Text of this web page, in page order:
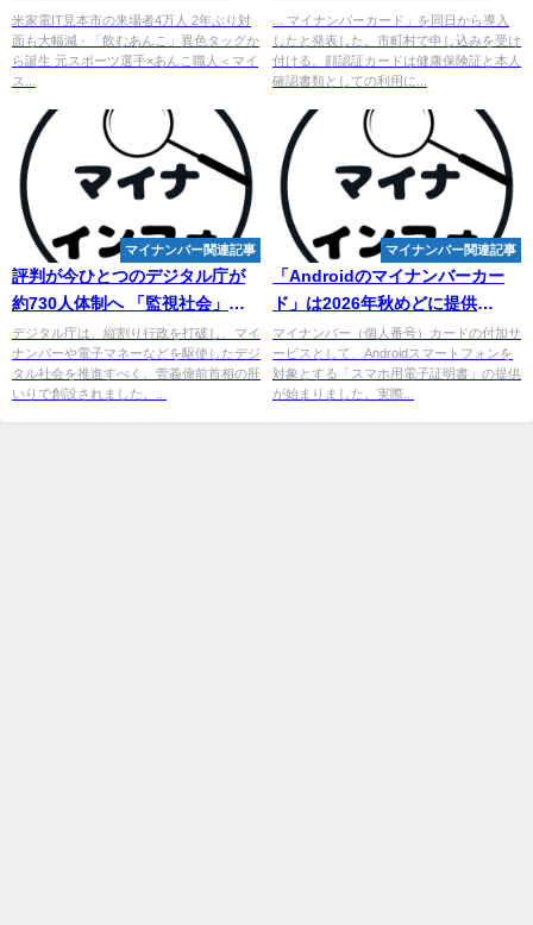
際通り 沖縄で「まん延防止」始
まる
米家電IT見本市の来場者4万人 2年ぶり対
面も大幅減 · 「飲むあんこ」異色タッグか
ら誕生 元スポーツ選手×あんこ職人＜マイ
ス...
総務相 - 時事通信
... マイナンバーカード」を同日から導入
したと発表した。市町村で申し込みを受け
付ける。顔認証カードは健康保険証と本人
確認書類としての利用に...
マイナンバー関連記事
評判が今ひとつのデジタル庁が
約730人体制へ 「監視社会」を
つくり出すデジタル庁は廃止す
べき
デジタル庁は、縦割り行政を打破し、マイ
ナンバーや電子マネーなどを駆使したデジ
タル社会を推進すべく、菅義偉前首相の肝
いりで創設されました。...
マイナンバー関連記事
「Androidのマイナンバーカー
ド」は2026年秋めどに提供
「Google ウォレット」で管理 -
ITmedia
マイナンバー（個人番号）カードの付加サ
ービスとして、Androidスマートフォンを
対象とする「スマホ用電子証明書」の提供
が始まりました。実際...